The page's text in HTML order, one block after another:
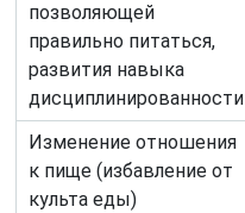
позволяющей
правильно питаться,
развития навыка
дисциплинированности
Изменение отношения
к пище (избавление от
культа еды)